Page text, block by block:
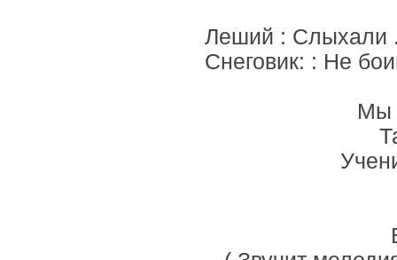
Леший : Слыхали .
Снеговик: : Не
Мы